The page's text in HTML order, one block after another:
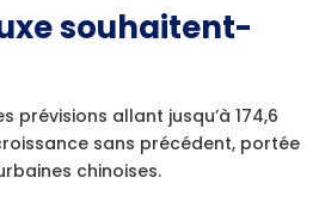
souhaitent-
prévisions allant jusqu’à 174,6
sans précédent, portée
chinoises.